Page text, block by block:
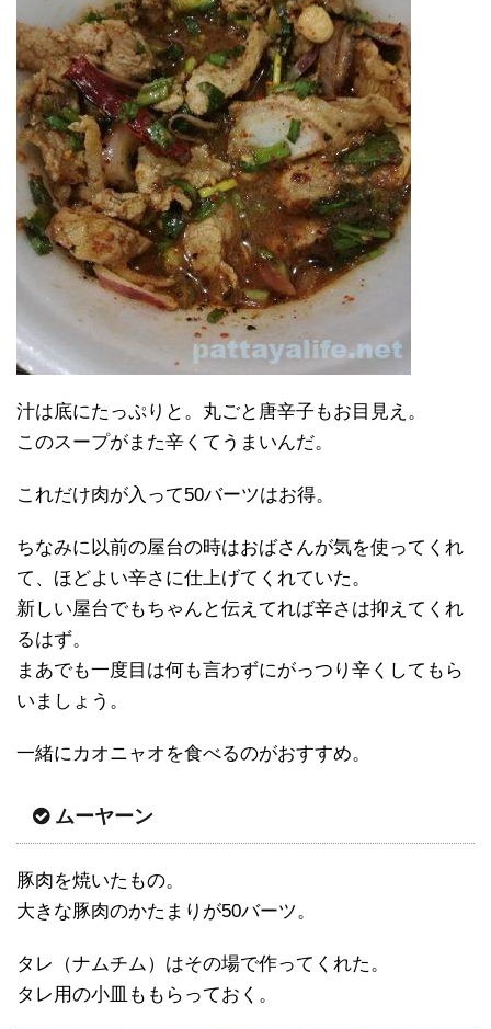
汁は底にたっぷりと。丸ごと唐辛子もお目見え。
このスープがまた辛くてうまいんだ。
これだけ肉が入って50バーツはお得。
ちなみに以前の屋台の時はおばさんが気を使ってくれ
て、ほどよい辛さに仕上げてくれていた。
新しい屋台でもちゃんと伝えてれば辛さは抑えてくれ
るはず。
まあでも一度目は何も言わずにがっつり辛くしてもら
いましょう。
一緒にカオニャオを食べるのがおすすめ。
ムーヤーン
豚肉を焼いたもの。
大きな豚肉のかたまりが50バーツ。
タレ（ナムチム）はその場で作ってくれた。
タレ用の小皿ももらっておく。